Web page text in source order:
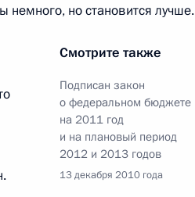
немного, но становится лучше.
Смотрите также
Подписан закон
о федеральном бюджете
на 2011 год
и на плановый период
2012 и 2013 годов
13 декабря 2010 года